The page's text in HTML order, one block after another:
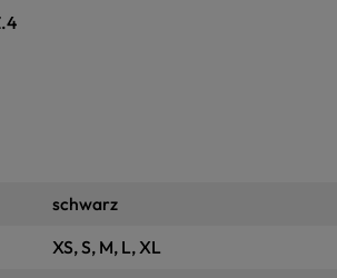
schwarz
XS, S, M, L, XL